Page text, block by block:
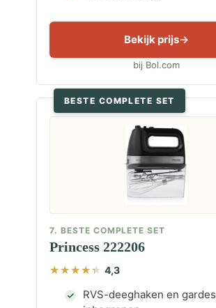
Bekijk prijs
bij Bol.com
BESTE COMPLETE SET
7. BESTE COMPLETE SET
Princess 222206
4,3
RVS-deeghaken en gardes